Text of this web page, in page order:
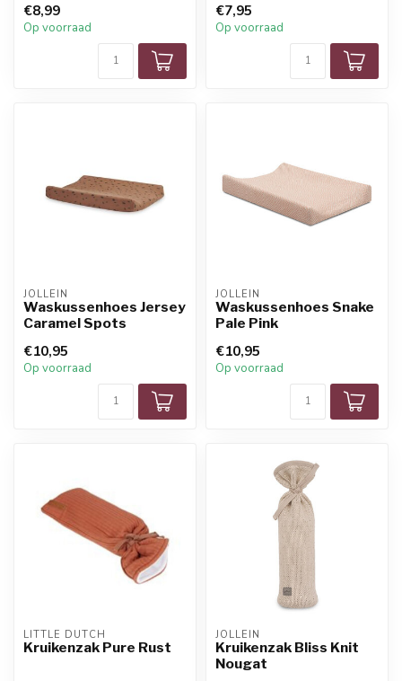
€8,99
Op voorraad
€7,95
Op voorraad
JOLLEIN
Waskussenhoes Jersey
Caramel Spots
€10,95
Op voorraad
JOLLEIN
Waskussenhoes Snake
Pale Pink
€10,95
Op voorraad
LITTLE DUTCH
Kruikenzak Pure Rust
JOLLEIN
Kruikenzak Bliss Knit
Nougat